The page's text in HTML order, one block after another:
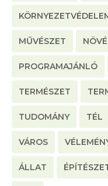
MŰVÉSZET
PROGRAMAJÁNLÓ
TERMÉSZET
TUDOMÁNY TÉL
VÁROS
ÁLLAT